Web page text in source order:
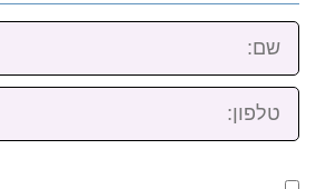
שם:
טלפון: